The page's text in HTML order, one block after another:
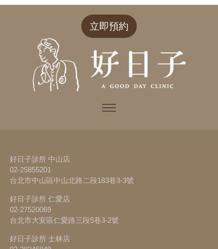
立即預約
好日子診所 中山店
02-25855201
台北市中山區中山北路二段183巷3-3號
好日子診所 仁愛店
02-27520069
台北市大安區仁愛路三段5巷3-2號
好日子診所 士林店